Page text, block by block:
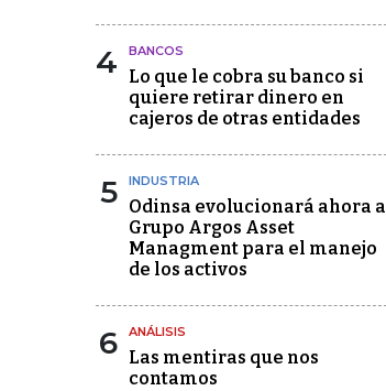
4 BANCOS
Lo que le cobra su banco si
quiere retirar dinero en
cajeros de otras entidades
5 INDUSTRIA
Odinsa evolucionará ahora a
Grupo Argos Asset
Managment para el manejo
de los activos
6 ANÁLISIS
Las mentiras que nos
contamos